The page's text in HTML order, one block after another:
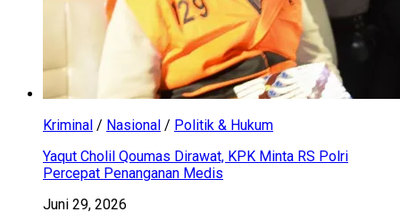
Kriminal / Nasional / Politik & Hukum
Yaqut Cholil Qoumas Dirawat, KPK Minta RS Polri
Percepat Penanganan Medis
Juni 29, 2026